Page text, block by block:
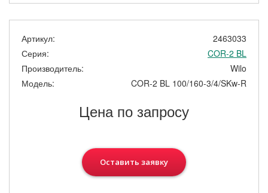
Артикул:
2463033
Серия:
COR-2 BL
Производитель:
Wilo
Модель:
COR-2 BL 100/160-3/4/SKw-R
Цена по запросу
Оставить заявку